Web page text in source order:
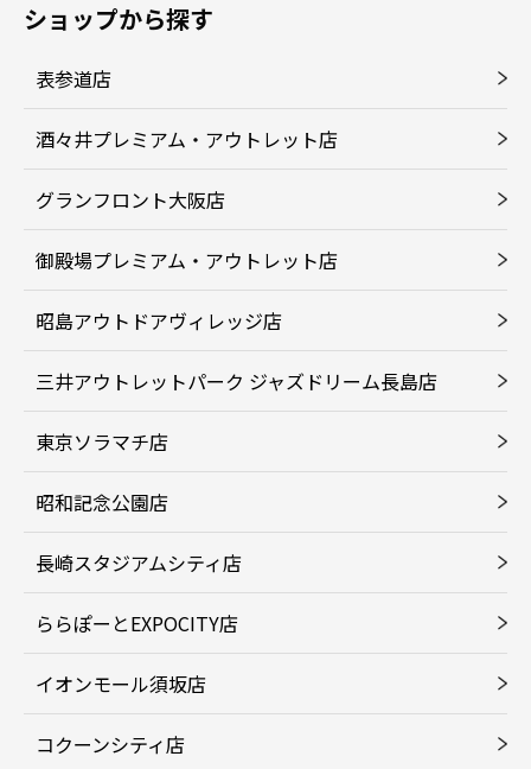
ショップから探す
表参道店
酒々井プレミアム・アウトレット店
グランフロント大阪店
御殿場プレミアム・アウトレット店
昭島アウトドアヴィレッジ店
三井アウトレットパーク ジャズドリーム長島店
東京ソラマチ店
昭和記念公園店
長崎スタジアムシティ店
ららぽーとEXPOCITY店
イオンモール須坂店
コクーンシティ店